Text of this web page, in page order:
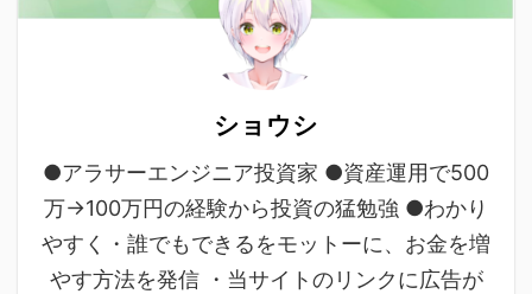
ショウシ
●アラサーエンジニア投資家 ●資産運用で500
万→100万円の経験から投資の猛勉強 ●わかり
やすく・誰でもできるをモットーに、お金を増
やす方法を発信 ・当サイトのリンクに広告が